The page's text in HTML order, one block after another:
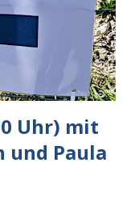
gefährlich
Grok soll
mitarbeiten,
Uhr) mit
und Paula